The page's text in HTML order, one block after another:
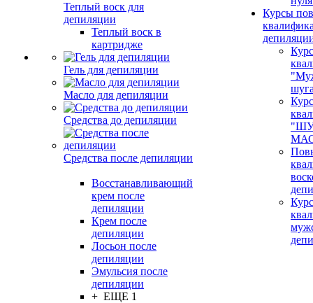
Теплый воск для
депиляции
Теплый воск в
картридже
Гель для депиляции
Масло для депиляции
Средства до депиляции
Средства после депиляции
Восстанавливающий
крем после
депиляции
Крем после
депиляции
Лосьон после
депиляции
Эмульсия после
депиляции
+ ЕЩЕ 1
Курсы